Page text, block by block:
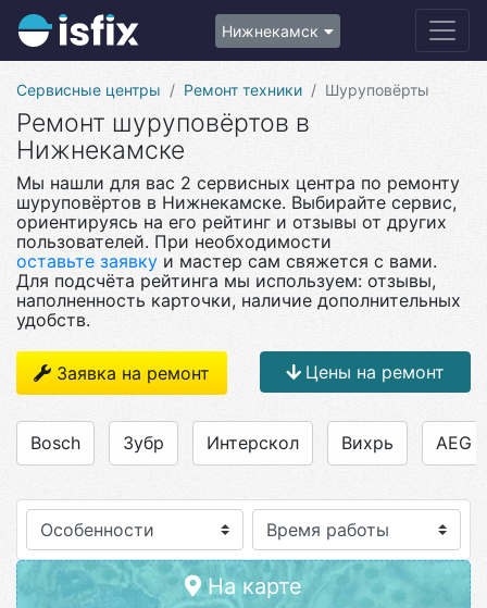
Нижнекамск
Сервисные центры Ремонт техники Шуруповёрты
Ремонт шуруповёртов в
Нижнекамске
Мы нашли для вас 2 сервисных центра по ремонту
шуруповёртов в Нижнекамске. Выбирайте сервис,
ориентируясь на его рейтинг и отзывы от других
пользователей. При необходимости
оставьте заявку и мастер сам свяжется с вами.
Для подсчёта рейтинга мы используем: отзывы,
наполненность карточки, наличие дополнительных
удобств.
Заявка на ремонт Цены на ремонт
Bosch Зубр Интерскол Вихрь AEG
Особенности
На карте